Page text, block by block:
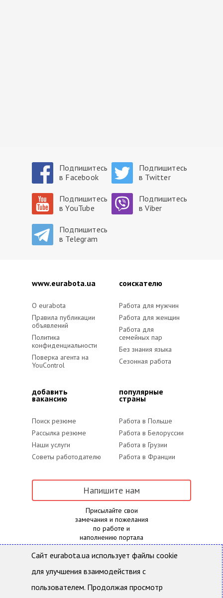
Подпишитесь
в Facebook
Подпишитесь
в Twitter
Подпишитесь
в YouTube
Подпишитесь
в Viber
Подпишитесь
в Telegram
www.eurabota.ua
O eurabota
Правила публикации
объявлений
Политика
конфиденциальности
Поверка агента на
YouControl
cоискателю
Работа для мужчин
Работа для женщин
Работа для
семейных пар
Без знания языка
Сезонная работа
добавить
вакансию
Поиск резюме
Рассылка резюме
Наши услуги
Советы работодателю
популярные
страны
Работа в Польше
Работа в Белоруссии
Работа в Грузии
Работа в Франции
Напишите нам
Присылайте свои
замечания и пожелания
по работе и
наполнению портала
Eurabota.ua- Поиск работы и подбор персонала
законодательством Украины. Использование
Сайт eurabota.ua использует файлы cookie
для улучшения взаимодействия с
пользователем. Продолжая просмотр